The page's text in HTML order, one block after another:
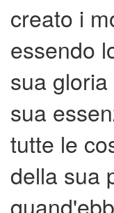
creato i
essendo
sua
sua
tutte le
della sua